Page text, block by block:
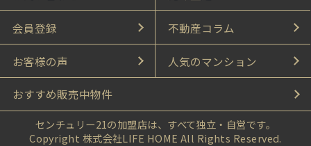
会員登録 不動産コラム
お客様の声 人気のマンション
おすすめ販売中物件
センチュリー21の加盟店は、すべて独立・自営です。
Copyright 株式会社LIFE HOME All Rights Reserved.